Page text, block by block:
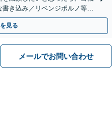
き込み／リベンジポルノ等、
ア以外の相談も可】
見る
メールでお問い合わせ